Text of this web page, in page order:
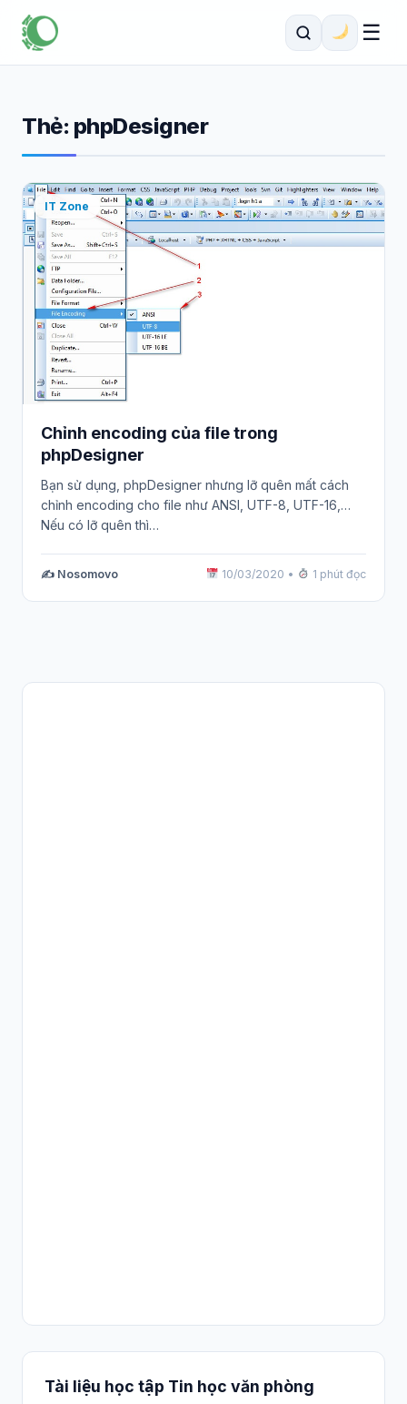
☰
Thẻ: phpDesigner
IT Zone
Chỉnh encoding của file trong
phpDesigner
Bạn sử dụng, phpDesigner nhưng lỡ quên mất cách
chỉnh encoding cho file như ANSI, UTF-8, UTF-16,…
Nếu có lỡ quên thì…
✍️ Nosomovo 10/03/2020 • 1 phút đọc
Tài liệu học tập Tin học văn phòng